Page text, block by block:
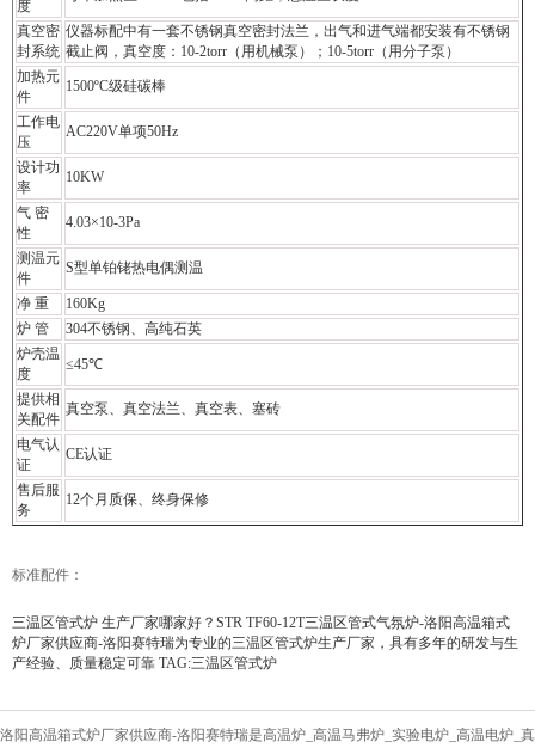
度
真空密
封系统
仪器标配中有一套不锈钢真空密封法兰，出气和进气端都安装有不锈钢
截止阀，真空度：10-2torr（用机械泵）；10-5torr（用分子泵）
加热元
件
1500ºC级硅碳棒
工作电
压
AC220V单项50Hz
设计功
率
10KW
气 密
性
4.03×10-3Pa
测温元
件
S型单铂铑热电偶测温
净 重
160Kg
炉 管
304不锈钢、高纯石英
炉壳温
度
≤45℃
提供相
关配件
真空泵、真空法兰、真空表、塞砖
电气认
证
CE认证
售后服
务
12个月质保、终身保修
标准配件：
三温区管式炉 生产厂家哪家好？STR TF60-12T三温区管式气氛炉-洛阳高温箱式
炉厂家供应商-洛阳赛特瑞为专业的三温区管式炉生产厂家，具有多年的研发与生
产经验、质量稳定可靠 TAG:三温区管式炉
洛阳高温箱式炉厂家供应商-洛阳赛特瑞是高温炉_高温马弗炉_实验电炉_高温电炉_真